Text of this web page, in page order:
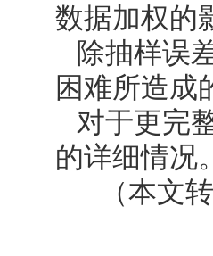
数据加权的
除抽样误
困难所造成
对于更完
的详细情况
（本文